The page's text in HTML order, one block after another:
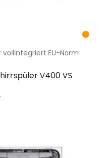
vollintegriert EU-Norm
V400 VS